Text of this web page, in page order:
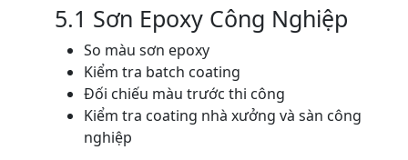
5.1 Sơn Epoxy Công Nghiệp
So màu sơn epoxy
Kiểm tra batch coating
Đối chiếu màu trước thi công
Kiểm tra coating nhà xưởng và sàn công
nghiệp